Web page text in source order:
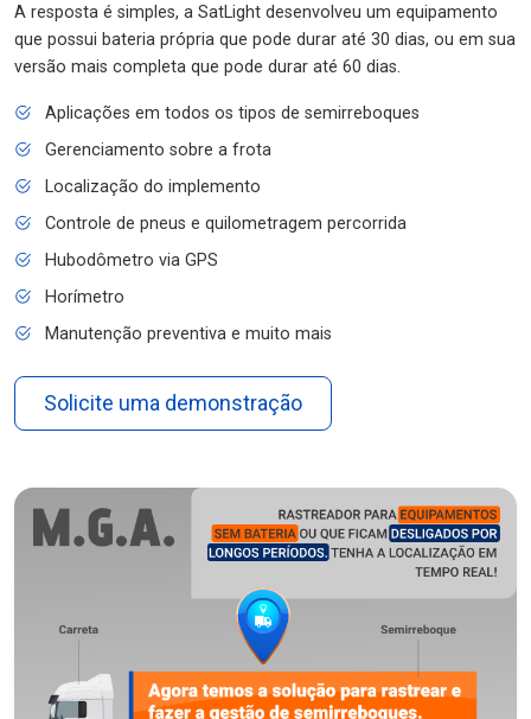
A resposta é simples, a SatLight desenvolveu um equipamento
que possui bateria própria que pode durar até 30 dias, ou em sua
versão mais completa que pode durar até 60 dias.
Aplicações em todos os tipos de semirreboques
Gerenciamento sobre a frota
Localização do implemento
Controle de pneus e quilometragem percorrida
Hubodômetro via GPS
Horímetro
Manutenção preventiva e muito mais
Solicite uma demonstração